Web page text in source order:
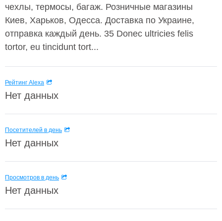
чехлы, термосы, багаж. Розничные магазины
Киев, Харьков, Одесса. Доставка по Украине,
отправка каждый день. 35 Donec ultricies felis
tortor, eu tincidunt tort...
Рейтинг Alexa
Нет данных
Посетителей в день
Нет данных
Просмотров в день
Нет данных